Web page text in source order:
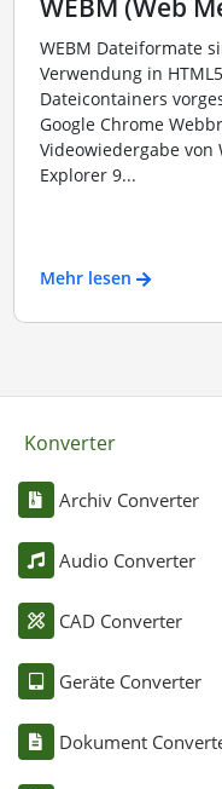
WEBM (Web
WEBM Dateiformate
Verwendung in
Dateicontainers
Google Chrome
Videowiedergabe von
Explorer 9...
Mehr lesen
Konverter
Archiv Converter
Audio Converter
CAD Converter
Geräte Converter
Dokument